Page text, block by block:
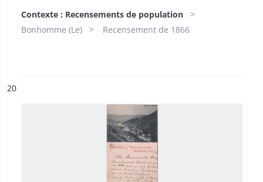
Contexte : Recensements de population
Bonhomme (Le)
Recensement de 1866
n°
20